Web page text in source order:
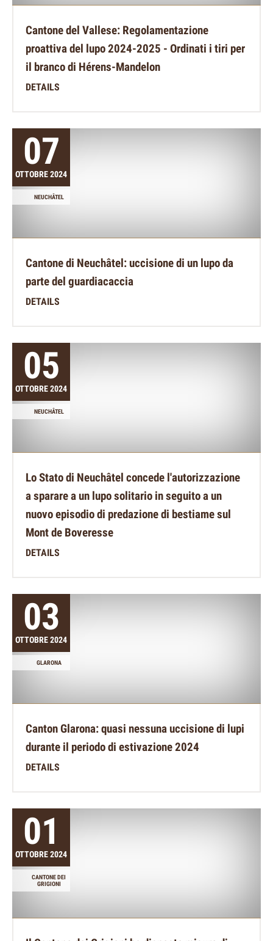
Cantone del Vallese: Regolamentazione
proattiva del lupo 2024-2025 - Ordinati i tiri per
il branco di Hérens-Mandelon
DETAILS
07
OTTOBRE 2024
NEUCHÂTEL
Cantone di Neuchâtel: uccisione di un lupo da
parte del guardiacaccia
DETAILS
05
OTTOBRE 2024
NEUCHÂTEL
Lo Stato di Neuchâtel concede l'autorizzazione
a sparare a un lupo solitario in seguito a un
nuovo episodio di predazione di bestiame sul
Mont de Boveresse
DETAILS
03
OTTOBRE 2024
GLARONA
Canton Glarona: quasi nessuna uccisione di lupi
durante il periodo di estivazione 2024
DETAILS
01
OTTOBRE 2024
CANTONE DEI
GRIGIONI